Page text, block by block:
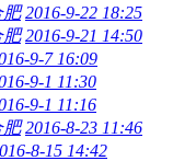
肥 2016-9-22 18:25
肥 2016-9-21 14:50
9-7 16:09
9-1 11:30
9-1 11:16
肥 2016-8-23 11:46
8-15 14:42